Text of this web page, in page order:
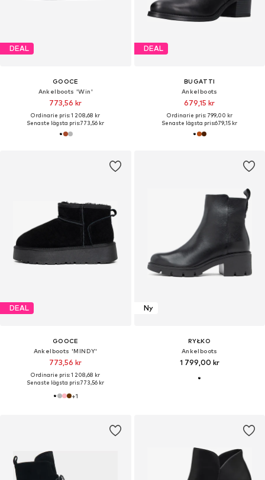
DEAL
GOOCE
Ankelboots 'Win'
773,56 kr
Ordinarie pris: 1 208,68 kr
Senaste lägsta pris:773,56 kr
DEAL
BUGATTI
Ankelboots
679,15 kr
Ordinarie pris: 799,00 kr
Senaste lägsta pris:679,15 kr
DEAL
GOOCE
Ankelboots 'MINDY'
773,56 kr
Ordinarie pris: 1 208,68 kr
Senaste lägsta pris:773,56 kr
+1
Ny
RYŁKO
Ankelboots
1 799,00 kr